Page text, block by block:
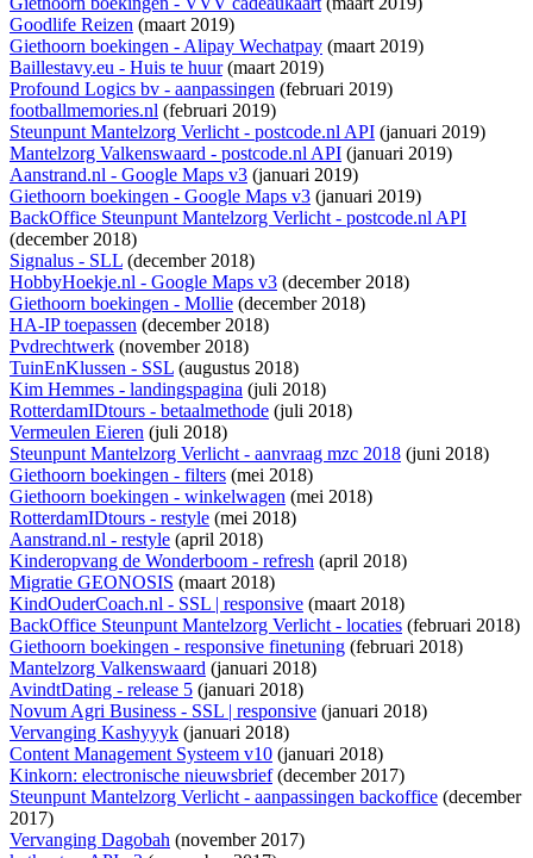
Goodlife Reizen (maart 2019)
Giethoorn boekingen - Alipay Wechatpay (maart 2019)
Baillestavy.eu - Huis te huur(maart 2019)
Profound Logics bv - aanpassingen (februari 2019)
footballmemories.nl (februari 2019)
Steunpunt Mantelzorg Verlicht - postcode.nl API (januari 2019)
Mantelzorg Valkenswaard - postcode.nl API (januari 2019)
Aanstrand.nl - Google Maps v3 (januari 2019)
Giethoorn boekingen - Google Maps v3 (januari 2019)
BackOffice Steunpunt Mantelzorg Verlicht - postcode.nl API
(december 2018)
Signalus - SLL (december 2018)
HobbyHoekje.nl - Google Maps v3 (december 2018)
Giethoorn boekingen - Mollie (december 2018)
HA-IP toepassen (december 2018)
Pvdrechtwerk (november 2018)
TuinEnKlussen - SSL (augustus 2018)
Kim Hemmes - landingspagina (juli 2018)
RotterdamIDtours - betaalmethode (juli 2018)
Vermeulen Eieren (juli 2018)
Steunpunt Mantelzorg Verlicht - aanvraag mzc 2018 (juni 2018)
Giethoorn boekingen - filters (mei 2018)
Giethoorn boekingen - winkelwagen (mei 2018)
RotterdamIDtours - restyle (mei 2018)
Aanstrand.nl - restyle (april 2018)
Kinderopvang de Wonderboom - refresh (april 2018)
Migratie GEONOSIS (maart 2018)
KindOuderCoach.nl - SSL | responsive (maart 2018)
BackOffice Steunpunt Mantelzorg Verlicht - locaties (februari 2018)
Giethoorn boekingen - responsive finetuning (februari 2018)
Mantelzorg Valkenswaard (januari 2018)
AvindtDating - release 5 (januari 2018)
Novum Agri Business - SSL | responsive (januari 2018)
Vervanging Kashyyyk (januari 2018)
Content Management Systeem v10 (januari 2018)
Kinkorn: electronische nieuwsbrief(december 2017)
Steunpunt Mantelzorg Verlicht - aanpassingen backoffice (december
2017)
Vervanging Dagobah (november 2017)